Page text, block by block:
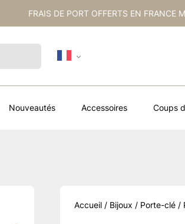
FRAIS DE PORT OFFERTS EN FRANCE
Nouveautés Accessoires Coups
Accueil/ Bijoux / Porte-clé/